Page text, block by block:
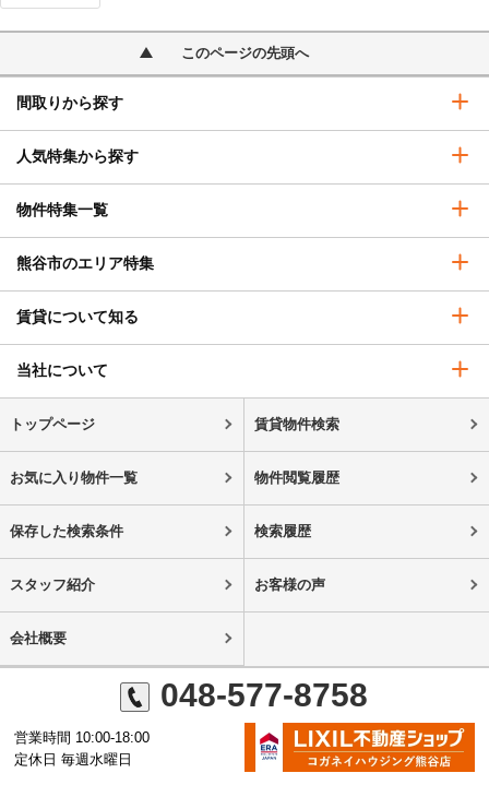
このページの先頭へ
間取りから探す
人気特集から探す
物件特集一覧
熊谷市のエリア特集
賃貸について知る
当社について
トップページ 賃貸物件検索
お気に入り物件一覧 物件閲覧履歴
保存した検索条件 検索履歴
スタッフ紹介 お客様の声
会社概要
048-577-8758
営業時間 10:00-18:00
定休日 毎週水曜日